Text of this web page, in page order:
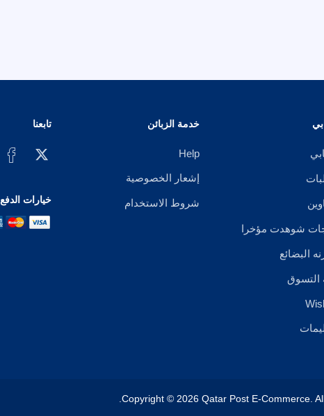
شوهدت مؤخرا
البضائع
التسوق
خدمة الزبائن
Help
إشعار الخصوصية
شروط الاستخدام
تابعنا
خيارات الدفع
Copyright © 2026 Qatar Post E-Commerce.